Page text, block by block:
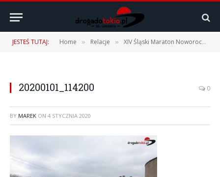
JESTEŚ TUTAJ: Home » Relacje » XIV Śląski Maraton Noworoczny Cyborg – 01.01.2020 r.
20200101_114200 0
BY MAREK ON 4 STYCZNIA 2020